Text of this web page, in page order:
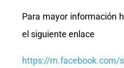
Para mayor información
el siguiente enlace
https://m.facebook.com/